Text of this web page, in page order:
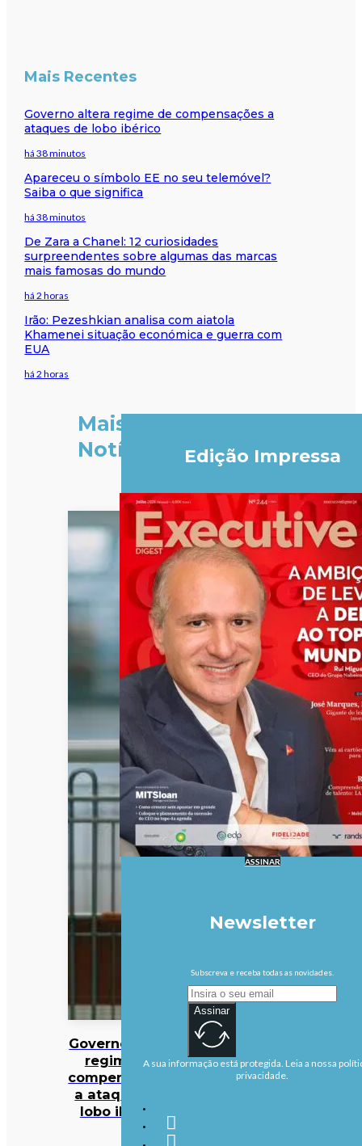
Mais Recentes
Governo altera regime de compensações a
ataques de lobo ibérico
há 38 minutos
Apareceu o símbolo EE no seu telemóvel?
Saiba o que significa
há 38 minutos
De Zara a Chanel: 12 curiosidades
surpreendentes sobre algumas das marcas
mais famosas do mundo
há 2 horas
Irão: Pezeshkian analisa com aiatola
Khamenei situação económica e guerra com
EUA
há 2 horas
Mais
Notícias
Governo altera
regime de
compensações
a ataques de
lobo ibérico
Edição Impressa
ASSINAR
Newsletter
Subscreva e receba todas as novidades.
Assinar
A sua informação está protegida. Leia a nossa
privacidade.